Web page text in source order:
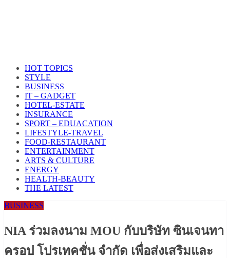
HOT TOPICS
STYLE
BUSINESS
IT – GADGET
HOTEL-ESTATE
INSURANCE
SPORT – EDUACATION
LIFESTYLE​-TRAVEL​
FOOD-RESTAURANT
ENTERTAINMENT
ARTS & CULTURE
ENERGY
HEALTH​-BEAUTY
THE LATEST
BUSINESS
NIA ร่วมลงนาม MOU กับบริษัท ซินเจนทา
ครอป โปรเทคชั่น จำกัด เพื่อส่งเสริมและ